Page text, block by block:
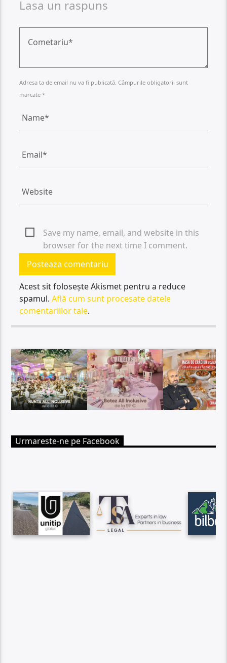
Lasa un raspuns
Adresa ta de email nu va fi publicată. Câmpurile obligatorii sunt
marcate *
Save my name, email, and website in this
browser for the next time I comment.
Acest sit folosește Akismet pentru a reduce
spamul.Află cum sunt procesate datele
comentariilor tale.
Urmareste-ne pe Facebook